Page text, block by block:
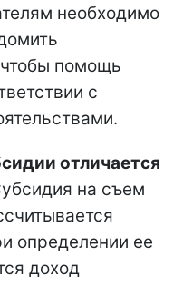
необходимо
помощь
с
отличается
на съем
определении ее
доход